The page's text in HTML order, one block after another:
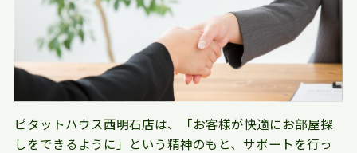
ピタットハウス西明石店は、「お客様が快適にお部屋探
しをできるように」という精神のもと、サポートを行っ